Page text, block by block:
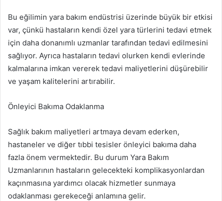
Bu eğilimin yara bakım endüstrisi üzerinde büyük bir etkisi
var, çünkü hastaların kendi özel yara türlerini tedavi etmek
için daha donanımlı uzmanlar tarafından tedavi edilmesini
sağlıyor. Ayrıca hastaların tedavi olurken kendi evlerinde
kalmalarına imkan vererek tedavi maliyetlerini düşürebilir
ve yaşam kalitelerini artırabilir.
Önleyici Bakıma Odaklanma
Sağlık bakım maliyetleri artmaya devam ederken,
hastaneler ve diğer tıbbi tesisler önleyici bakıma daha
fazla önem vermektedir. Bu durum Yara Bakım
Uzmanlarının hastaların gelecekteki komplikasyonlardan
kaçınmasına yardımcı olacak hizmetler sunmaya
odaklanması gerekeceği anlamına gelir.